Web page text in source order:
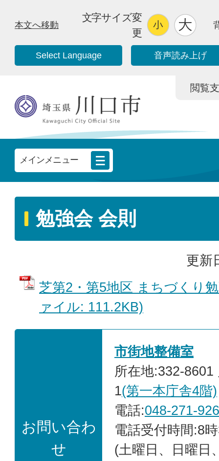
本文へ移動
文字サイズ変
更
Select Language 音声読み上げ
閲覧
メインメニュー
勉強会 会則
更新
芝第2・第5地区 まちづくり
ァイル: 111.2KB)
お問い合わ
せ
市街地整備室
所在地:332-8601
1(第一本庁舎4階)
電話:048-271-
電話受付時間:8
(土曜日、日曜日